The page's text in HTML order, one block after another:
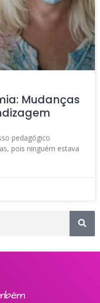
Mudanças
pedagógico
pois ninguém estava